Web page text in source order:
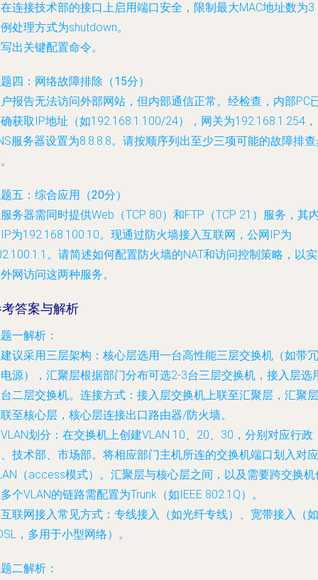
连接技术部的接口上启用端口安全，限制最大MAC地址数为3
处理方式为shutdown。
出关键配置命令。
四：网络故障排除（15分）
报告无法访问外部网站，但内部通信正常。经检查，内部PC
获取IP地址（如192.168.1.100/24），网关为192.168.1.254，
服务器设置为8.8.8.8。请按顺序列出至少三项可能的故障排
五：综合应用（20分）
务器需同时提供Web（TCP 80）和FTP（TCP 21）服务，其
为192.168.100.10。现通过防火墙接入互联网，公网IP为
。请简述如何配置防火墙的NAT和访问控制策略，以
网访问这两种服务。
答案与解析
一解析：
议采用三层架构：核心层选用一台高性能三层交换机（如带冗
源），汇聚层根据部门分布可选2-3台三层交换机，接入层选
二层交换机。连接方式：接入层交换机上联至汇聚层，汇聚层
至核心层，核心层连接出口路由器/防火墙。
划分：在交换机上创建VLAN 10、20、30，分别对应行政
技术部、市场部。将相应部门主机所连的交换机端口划入对应
（access模式）。汇聚层与核心层之间，以及需要跨交换机
个VLAN的链路需配置为Trunk（如IEEE 802.1Q）。
联网接入常见方式：专线接入（如光纤专线）、宽带接入（如
，多用于小型网络）。
二解析：